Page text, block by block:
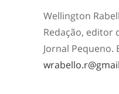
Wellington
Redação, editor
Jornal Pequeno.